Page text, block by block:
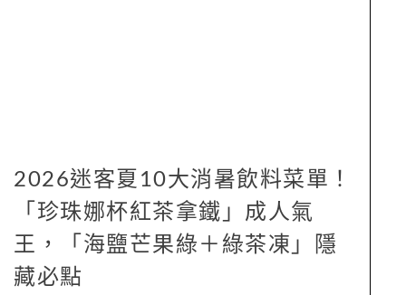
2026迷客夏10大消暑飲料菜單！
「珍珠娜杯紅茶拿鐵」成人氣
王，「海鹽芒果綠＋綠茶凍」隱
藏必點